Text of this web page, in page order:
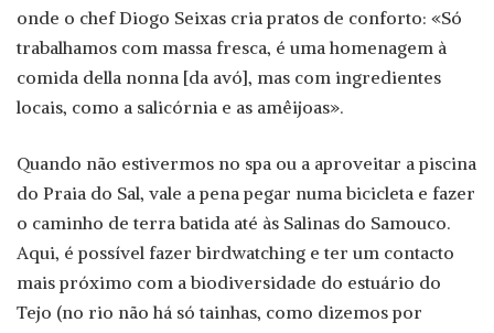
onde o chef Diogo Seixas cria pratos de conforto: «Só
trabalhamos com massa fresca, é uma homenagem à
comida della nonna [da avó], mas com ingredientes
locais, como a salicórnia e as amêijoas».
Quando não estivermos no spa ou a aproveitar a piscina
do Praia do Sal, vale a pena pegar numa bicicleta e fazer
o caminho de terra batida até às Salinas do Samouco.
Aqui, é possível fazer birdwatching e ter um contacto
mais próximo com a biodiversidade do estuário do
Tejo (no rio não há só tainhas, como dizemos por